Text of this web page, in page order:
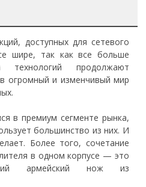
доступных для сетевого
шире, так как все больше
продолжают
огромный и изменчивый мир
в премиум сегменте рынка,
большинство из них. И
Более того, сочетание
в одном корпусе — это
армейский нож из